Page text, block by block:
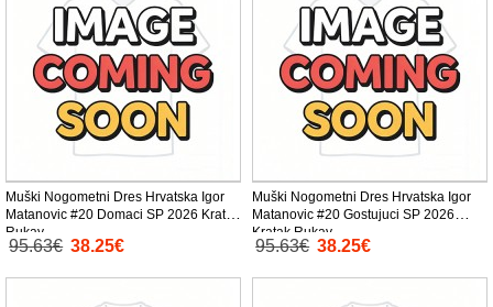
Muški Nogometni Dres Hrvatska Igor
Matanovic #20 Domaci SP 2026 Kratak
Rukav
95.63€ 38.25€
Muški Nogometni Dres Hrvatska Igor
Matanovic #20 Gostujuci SP 2026
Kratak Rukav
95.63€ 38.25€